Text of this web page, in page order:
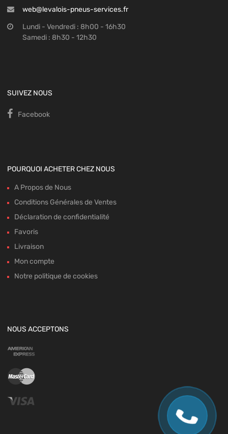
web@levalois-pneus-services.fr
Lundi - Vendredi : 8h00 - 16h30
Samedi : 8h30 - 12h30
SUIVEZ NOUS
Facebook
POURQUOI ACHETER CHEZ NOUS
A Propos de Nous
Conditions Générales de Ventes
Déclaration de confidentialité
Favoris
Livraison
Mon compte
Notre politique de cookies
NOUS ACCEPTONS